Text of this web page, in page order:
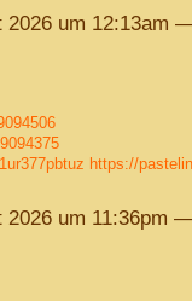
um 12:13am
https://
um 11:36pm